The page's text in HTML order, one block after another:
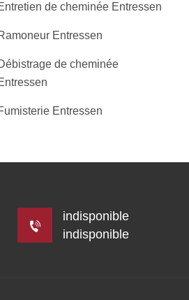
de cheminée Entressen
Entressen
de cheminée
Entressen
indisponible
indisponible